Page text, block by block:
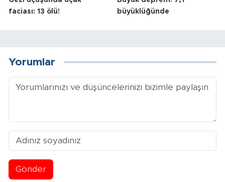
faciası: 13 ölü!
büyüklüğünde
Yorumlar
Gönder